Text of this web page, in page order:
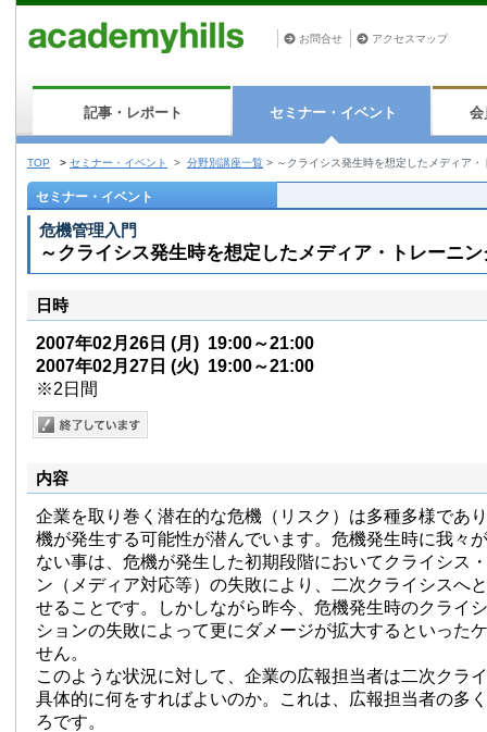
お問合せ アクセスマップ
記事・レポート セミナー・イベント 会
TOP > セミナー・イベント > 分野別講座一覧 > ～クライシス発生時を想定したメディア
セミナー・イベント
危機管理入門
～クライシス発生時を想定したメディア・トレーニ
日時
2007年02月26日 (月) 19:00～21:00
2007年02月27日 (火) 19:00～21:00
※2日間
内容
企業を取り巻く潜在的な危機（リスク）は多種多様であ
機が発生する可能性が潜んでいます。危機発生時に我々
ない事は、危機が発生した初期段階においてクライシス
ン（メディア対応等）の失敗により、二次クライシスへ
せることです。しかしながら昨今、危機発生時のクライ
ションの失敗によって更にダメージが拡大するといった
せん。
このような状況に対して、企業の広報担当者は二次クラ
具体的に何をすればよいのか。これは、広報担当者の多
ろです。